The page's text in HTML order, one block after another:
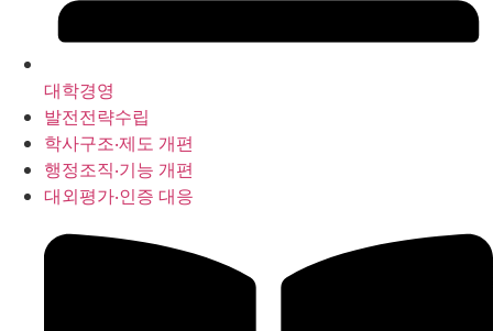
대학경영
발전전략수립
학사구조‧제도 개편
행정조직‧기능 개편
대외평가‧인증 대응